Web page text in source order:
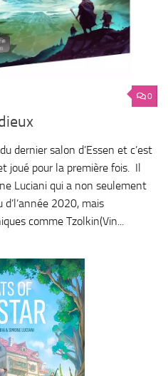
0
dernier salon d’Essen et c’est
joué pour la première fois. Il
Luciani qui a non seulement
d’l’année 2020, mais
comme Tzolkin(Vin...